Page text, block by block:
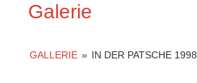
Galerie
GALLERIE » IN DER PATSCHE 1998